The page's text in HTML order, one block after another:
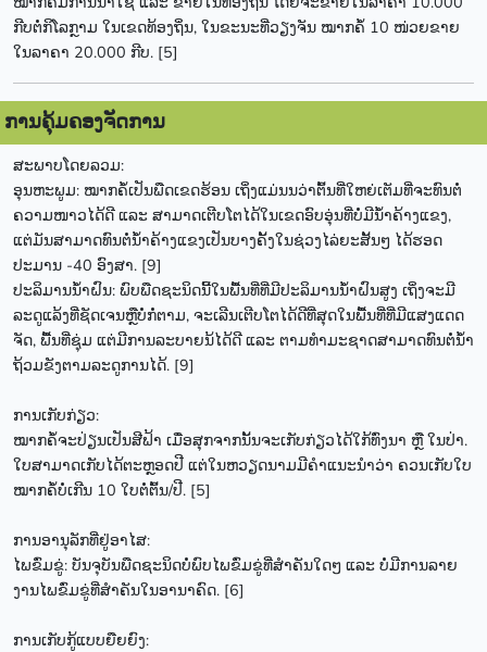
ກີບຕໍ່ກິໂລກຼາມ ໃນເຂດທ້ອງຖິ່ນ, ໃນຂະນະທີ່ວຽງຈັນ ໝາກຄໍ້ 10 ໜ່ວຍຂາຍ
ໃນລາຄາ 20.000 ກີບ. [5]
ການຄຸ້ມຄອງຈັດການ
ສະພາບໂດຍລວມ:
ອຸນຫະພູມ: ໝາກຄໍ້ເປັນພືດເຂດຮ້ອນ ເຖິ່ງແມ່ນນວ່າຕົ້ນທີ່ໃຫຍ່ເຕັມທີ່ຈະທົນຕໍ່
ຄວາມໜາວໄດ້ດີ ແລະ ສາມາດເຕີບໂຕໄດ້ໃນເຂດອົບອຸ່ນທີ່ບໍ່ມີນ້ຳຄ້າງແຂງ,
ແຕ່ມັນສາມາດທົນຕໍ່ນ້ຳຄ້າງແຂງເປັນບາງຄັ້ງໃນຊ່ວງໄລ່ຍະສັ້ນໆ ໄດ້ຮອດ
ປະມານ -40 ອົງສາ. [9]
ປະລິມານນ້ຳຝົນ: ພົບພືດຊະນິດນີ້ໃນພື້ນທີ່ທີ່ມີປະລິມານນ້ຳຝົນສູງ ເຖິ່ງຈະມີ
ລະດູແລ້ງທີ່ຊັດເຈນຫຼືບໍ່ກໍ່ຕາມ, ຈະເລີນເຕີບໂຕໄດ້ດີທີ່ສຸດໃນພື້ນທີ່ທີ່ມີແສງແດດ
ຈັດ, ພື້ນທີ່ຊຸ່ມ ແຕ່ມີການລະບາຍນ້ໄດ້ດີ ແລະ ຕາມທຳມະຊາດສາມາດທົນຕໍ່ນ້ຳ
ຖ້ວມຂັງຕາມລະດູການໄດ້. [9]
ການເກັບກ່ຽວ:
ໝາກຄໍ້ຈະປ່ຽນເປັນສີຟ້າ ເມື່ອສຸກຈາກນັ້ນຈະເກັບກ່ຽວໄດ້ໃກ້ທົ່ງນາ ຫຼື ໃນປ່າ.
ໃບສາມາດເກັບໄດ້ຕະຫຼອດປີ ແຕ່ໃນຫວຽດນາມມີຄຳແນະນຳວ່າ ຄວນເກັບໃບ
ໝາກຄໍ້ບໍ່ເກີນ 10 ໃບຕໍ່ຕົ້ນ/ປີ. [5]
ການອານຸລັກທີ່ຢູ່ອາໄສ:
ໄພຂົ່ມຂູ່: ບັນຈຸບັນພືດຊະນິດບໍ່ພົບໄພຂົ່ມຂູ່ທີ່ສຳຄັນໃດໆ ແລະ ບໍ່ມີການລາຍ
ງານໄພຂົ່ມຂູ່ທີ່ສຳຄັນໃນອານາຄົດ. [6]
ການເກັບກູ້ແບບຍືຍຍົງ: